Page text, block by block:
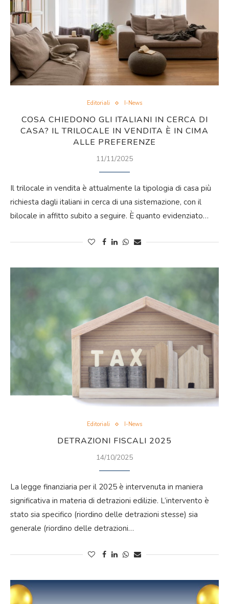
Editoriali I-News
COSA CHIEDONO GLI ITALIANI IN CERCA DI
CASA? IL TRILOCALE IN VENDITA È IN CIMA
ALLE PREFERENZE
11/11/2025
Il trilocale in vendita è attualmente la tipologia di casa più
richiesta dagli italiani in cerca di una sistemazione, con il
bilocale in affitto subito a seguire. È quanto evidenziato…
Editoriali I-News
DETRAZIONI FISCALI 2025
14/10/2025
La legge finanziaria per il 2025 è intervenuta in maniera
significativa in materia di detrazioni edilizie. L’intervento è
stato sia specifico (riordino delle detrazioni stesse) sia
generale (riordino delle detrazioni…